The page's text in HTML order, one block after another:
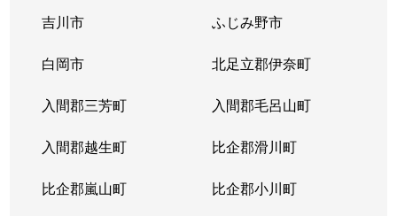
吉川市 ふじみ野市
白岡市 北足立郡伊奈町
入間郡三芳町 入間郡毛呂山町
入間郡越生町 比企郡滑川町
比企郡嵐山町 比企郡小川町